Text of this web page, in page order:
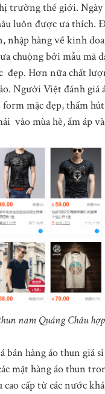
trường thế giới. Ngày
luôn được ưa thích.
nhập hàng về kinh
chuộng bởi mẫu mã
đẹp. Hơn nữa chất
Người Việt đánh giá
form mặc đẹp, thấm
vào mùa hè, ấm áp
nam Quảng Châu
bán hàng áo thun giá
mặt hàng áo thun
cao cấp từ các nước